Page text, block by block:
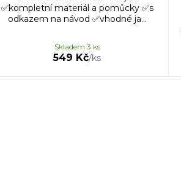
✅kompletní materiál a pomůcky ✅s
odkazem na návod ✅vhodné ja...
549 Kč/ks
Skladem 3 ks